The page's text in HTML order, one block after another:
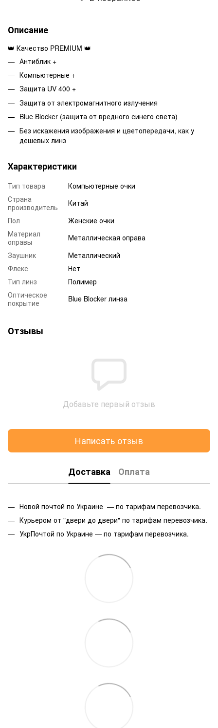
Описание
👑 Качество PREMIUM 👑
Антиблик +
Компьютерные +
Защита UV 400 +
Защита от электромагнитного излучения
Blue Blocker (защита от вредного синего света)
Без искажения изображения и цветопередачи, как у
дешевых линз
Характеристики
Тип товара
Компьютерные очки
Страна
производитель
Китай
Пол
Женские очки
Материал
оправы
Металлическая оправа
Заушник
Металлический
Флекс
Нет
Тип линз
Полимер
Оптическое
покрытие
Blue Blocker линза
Отзывы
Добавьте первый отзыв
Написать отзыв
Доставка Оплата
Новой почтой по Украине — по тарифам перевозчика.
Курьером от "двери до двери" по тарифам перевозчика.
УкрПочтой по Украине — по тарифам перевозчика.